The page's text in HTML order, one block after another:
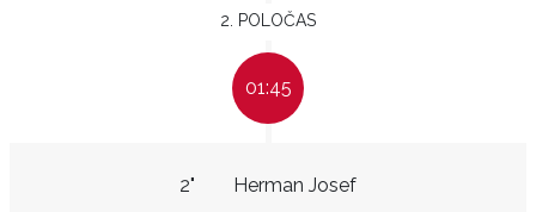
2. POLOČAS
01:45
Herman Josef
2"